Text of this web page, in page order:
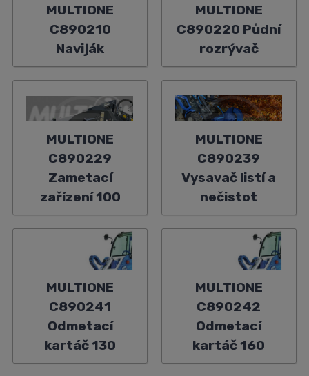
MULTIONE
C890210
Naviják
MULTIONE
C890220 Půdní
rozrývač
MULTIONE
C890229
Zametací
zařízení 100
MULTIONE
C890239
Vysavač listí a
nečistot
MULTIONE
C890241
Odmetací
kartáč 130
MULTIONE
C890242
Odmetací
kartáč 160